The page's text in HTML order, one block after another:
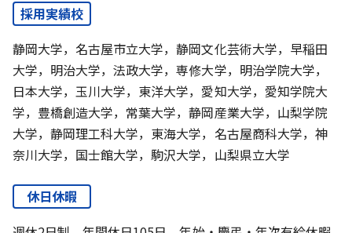
採用実績校
静岡大学，名古屋市立大学，静岡文化芸術大学，早稲田
大学，明治大学，法政大学，専修大学，明治学院大学，
日本大学，玉川大学，東洋大学，愛知大学，愛知学院大
学，豊橋創造大学，常葉大学，静岡産業大学，山梨学院
大学，静岡理工科大学，東海大学，名古屋商科大学，神
奈川大学，国士館大学，駒沢大学，山梨県立大学
休日休暇